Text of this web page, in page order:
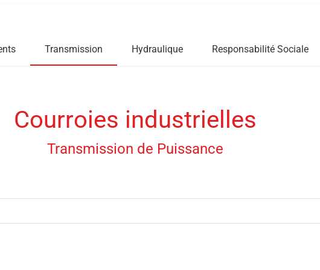
Transmission Hydraulique Responsabilité Sociale
Courroies industrielles
Transmission de Puissance